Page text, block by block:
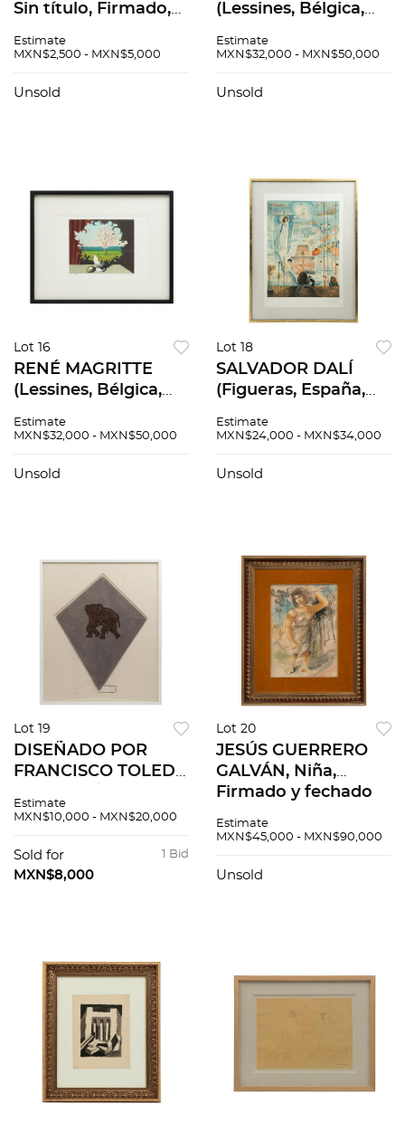
Sin título, Firmado,
p.a, 29 x 39 cm
papel
Estimate
MXN$2,500 - MXN$5,000
Unsold
(Lessines, Bélgica,
Bélgica, 1967)
lumières Firmada
Estimate
MXN$32,000 - MXN$50,000
Unsold
Lot 16
RENÉ MAGRITTE
(Lessines, Bélgica,
Bélgica, 1967) Le
Firmada con sello
Estimate
MXN$32,000 - MXN$50,000
Unsold
Lot 18
SALVADOR DALÍ
(Figueras, España,
Discovery of
Christopher
Estimate
MXN$24,000 - MXN$34,000
Unsold
Lot 19
DISEÑADO POR
FRANCISCO TOLEDO
firmado. 70x55 cm
Estimate
MXN$10,000 - MXN$20,000
1 Bid
Sold for
MXN$8,000
Lot 20
JESÚS GUERRERO
GALVÁN, Niña,
Firmado y fechado
sobre papel, 37 x 26
Estimate
MXN$45,000 - MXN$90,000
Unsold